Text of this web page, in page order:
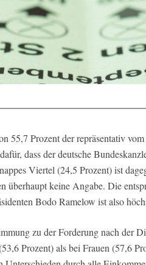
55,7 Prozent der repräsentativ
dass der deutsche
Viertel (24,5 Prozent) ist
überhaupt keine Angabe. Die
Bodo Ramelow ist also
zu der Forderung nach der
Prozent) als bei Frauen (57,6